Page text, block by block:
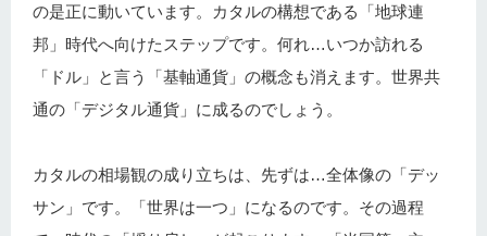
の是正に動いています。カタルの構想である「地球連
邦」時代へ向けたステップです。何れ…いつか訪れる
「ドル」と言う「基軸通貨」の概念も消えます。世界共
通の「デジタル通貨」に成るのでしょう。
カタルの相場観の成り立ちは、先ずは…全体像の「デッ
サン」です。「世界は一つ」になるのです。その過程